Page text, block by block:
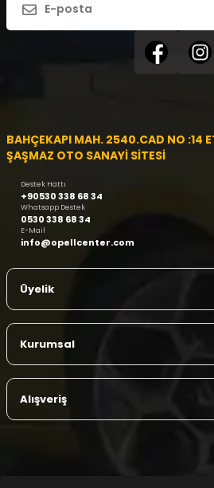
BAHÇEKAPI MAH. 2540.CAD NO :14
ŞAŞMAZ OTO SANAYİ SİTESİ
Destek Hattı
+90530 338 68 34
Whatsapp Destek
0530 338 68 34
E-Mail
info@opellcenter.com
Üyelik
Kurumsal
Alışveriş